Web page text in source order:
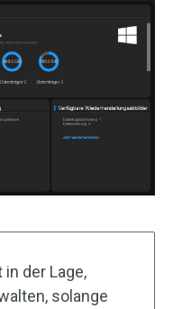
der Lage,
solange